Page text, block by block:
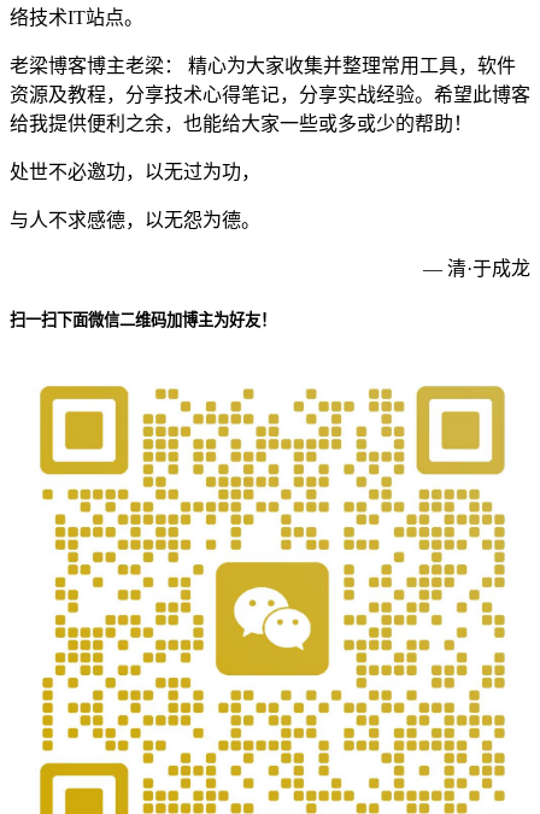
络技术IT站点。
老梁博客博主老梁： 精心为大家收集并整理常用工具，软件
资源及教程，分享技术心得笔记，分享实战经验。希望此博客
给我提供便利之余，也能给大家一些或多或少的帮助！
处世不必邀功，以无过为功，
与人不求感德，以无怨为德。
— 清·于成龙
扫一扫下面微信二维码加博主为好友！